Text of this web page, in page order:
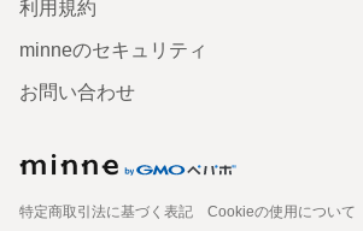
利用規約
minneのセキュリティ
お問い合わせ
特定商取引法に基づく表記
Cookieの使用について